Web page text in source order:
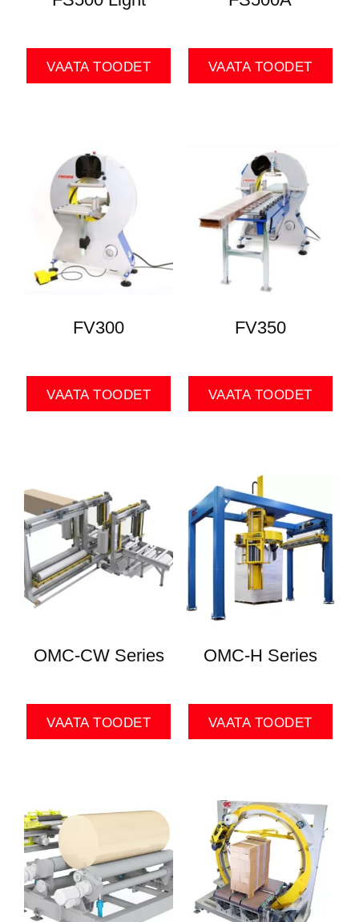
VAATA TOODET VAATA TOODET
FV300
VAATA TOODET
FV350
VAATA TOODET
OMC-CW Series
VAATA TOODET
OMC-H Series
VAATA TOODET